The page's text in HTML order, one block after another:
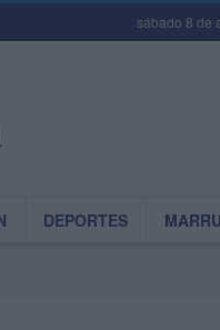
sábado 8 de
DEPORTES